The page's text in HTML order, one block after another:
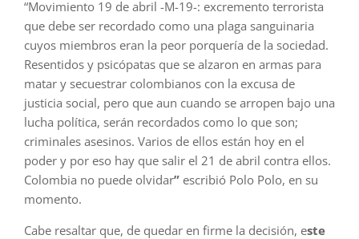
“Movimiento 19 de abril -M-19-: excremento terrorista
que debe ser recordado como una plaga sanguinaria
cuyos miembros eran la peor porquería de la sociedad.
Resentidos y psicópatas que se alzaron en armas para
matar y secuestrar colombianos con la excusa de
justicia social, pero que aun cuando se arropen bajo una
lucha política, serán recordados como lo que son;
criminales asesinos. Varios de ellos están hoy en el
poder y por eso hay que salir el 21 de abril contra ellos.
Colombia no puede olvidar” escribió Polo Polo, en su
momento.
Cabe resaltar que, de quedar en firme la decisión, este